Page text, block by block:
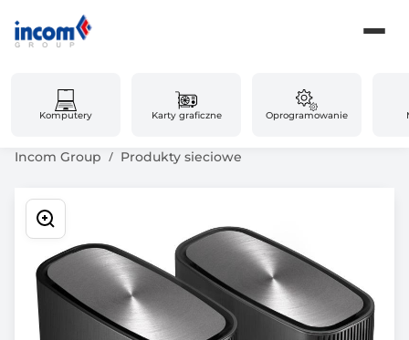
Komputery Karty graficzne Oprogramowanie
Incom Group Produkty sieciowe